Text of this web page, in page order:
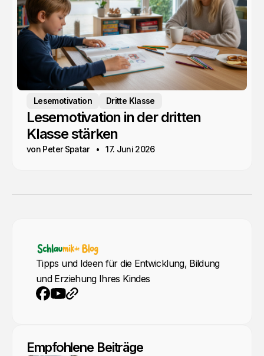
Lesemotivation Dritte Klasse
Lesemotivation in der dritten
Klasse stärken
von Peter Spatar 17. Juni 2026
Tipps und Ideen für die Entwicklung, Bildung
und Erziehung Ihres Kindes
Empfohlene Beiträge